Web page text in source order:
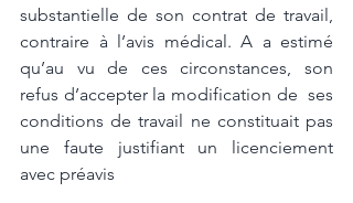
substantielle de son contrat de travail,
contraire à l’avis médical. A a estimé
qu’au vu de ces circonstances, son
refus d’accepter la modification de  ses
conditions de travail ne constituait pas
une faute justifiant un licenciement
avec préavis